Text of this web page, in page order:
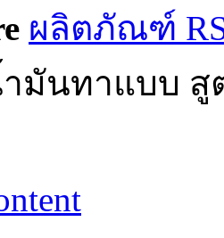
ผลิตภัณฑ์
มันทาแบบ สู